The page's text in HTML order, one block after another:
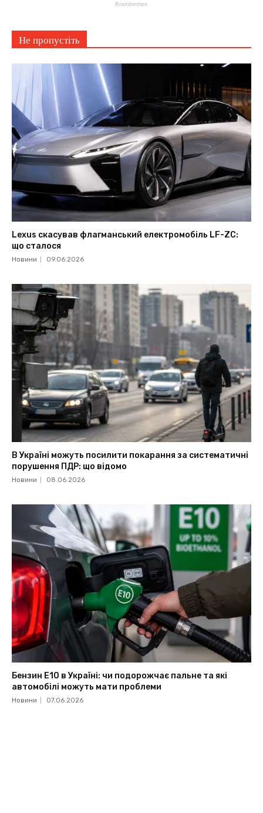
Не пропустіть
Lexus скасував флагманський електромобіль LF-ZC:
що сталося
Новини 09.06.2026
В Україні можуть посилити покарання за систематичні
порушення ПДР: що відомо
Новини 08.06.2026
Бензин Е10 в Україні: чи подорожчає пальне та які
автомобілі можуть мати проблеми
Новини 07.06.2026